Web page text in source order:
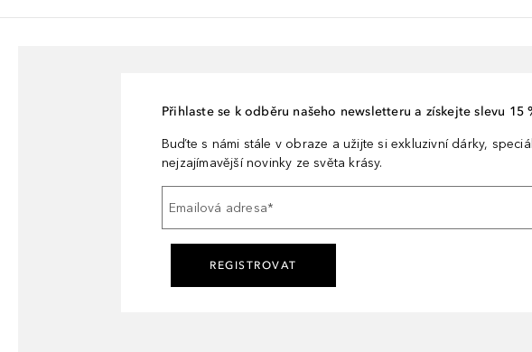
Přihlaste se k odběru našeho newsletteru a získejte slevu 15
Buďte s námi stále v obraze a užijte si exkluzivní dárky,
nejzajímavější novinky ze světa krásy.
Emailová adresa*
REGISTROVAT